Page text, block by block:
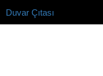
Duvar Çıtası